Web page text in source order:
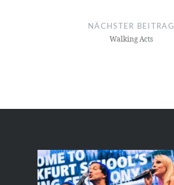
NÄCHSTER BEITRAG
Walking Acts